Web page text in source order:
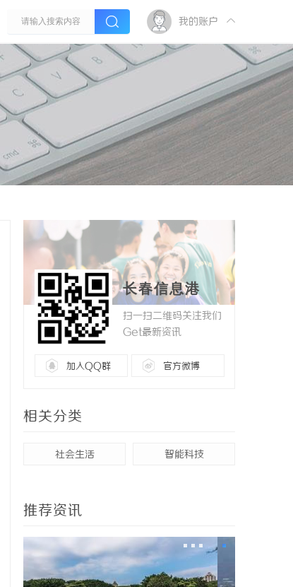
我的账户
长春信息港
扫一扫二维码关注我们
Get最新资讯
加入QQ群 官方微博
相关分类
社会生活 智能科技
推荐资讯